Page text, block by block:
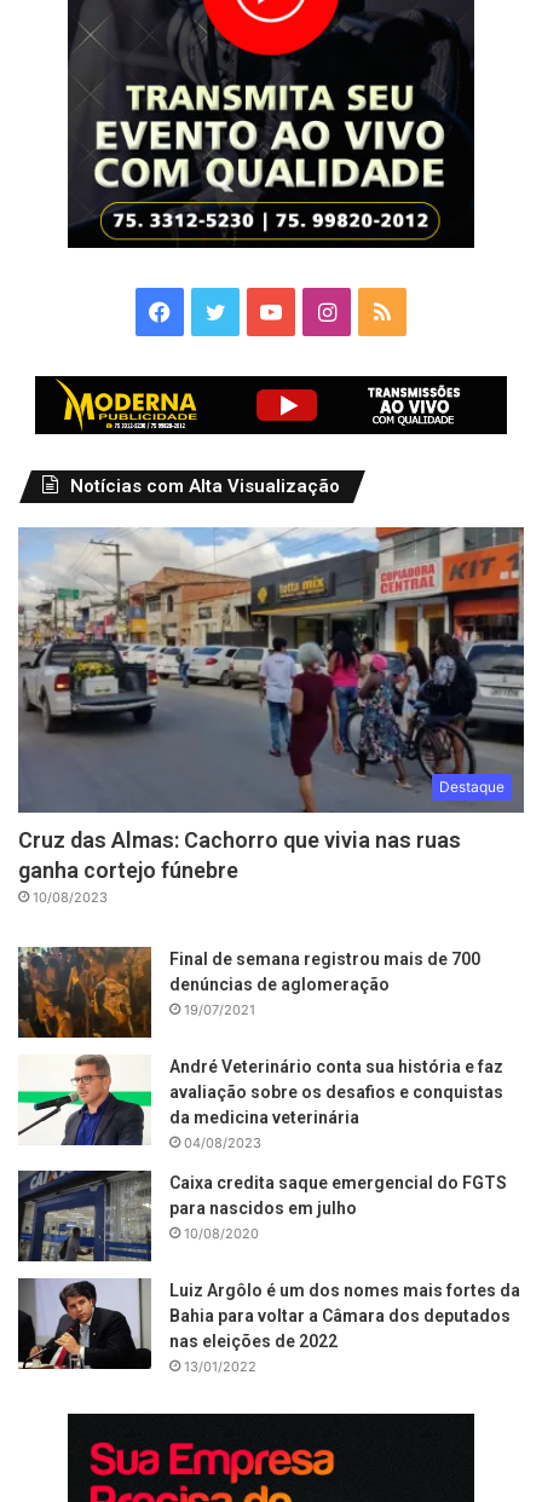
Facebook
TwitterYouTubeInstagram
RSS
Notícias com Alta Visualização
Destaque
Cruz das Almas: Cachorro que vivia nas ruas
ganha cortejo fúnebre
10/08/2023
Final de semana registrou mais de 700
denúncias de aglomeração
19/07/2021
André Veterinário conta sua história e faz
avaliação sobre os desafios e conquistas
da medicina veterinária
04/08/2023
Caixa credita saque emergencial do FGTS
para nascidos em julho
10/08/2020
Luiz Argôlo é um dos nomes mais fortes da
Bahia para voltar a Câmara dos deputados
nas eleições de 2022
13/01/2022